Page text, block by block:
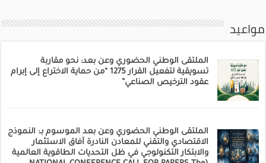
مواعيد
الملتقى الوطني الحضوري وعن بعد: نحو مقاربة
تسويقية لتفعيل القرار 1275 “من حماية الاختراع إلى إبرام
عقود الترخيص الصناعي”
الملتقى الوطني الحضوري وعن بعد الموسوم بـ: النموذج
الاقتصادي والتقني للمعادن النادرة آفاق الاستثمار
والابتكار التكنولوجي في ظل التحديات الطاقوية العالمية